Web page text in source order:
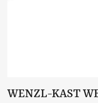
WENZL-KAST